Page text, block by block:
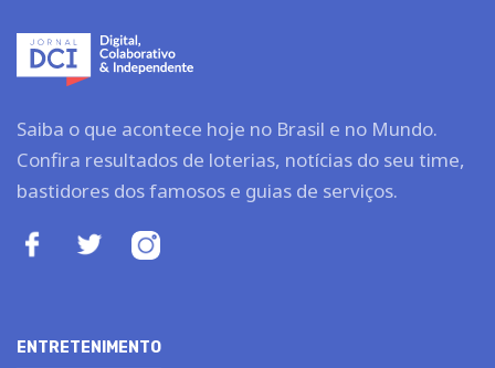
Saiba o que acontece hoje no Brasil e no Mundo.
Confira resultados de loterias, notícias do seu time,
bastidores dos famosos e guias de serviços.
ENTRETENIMENTO